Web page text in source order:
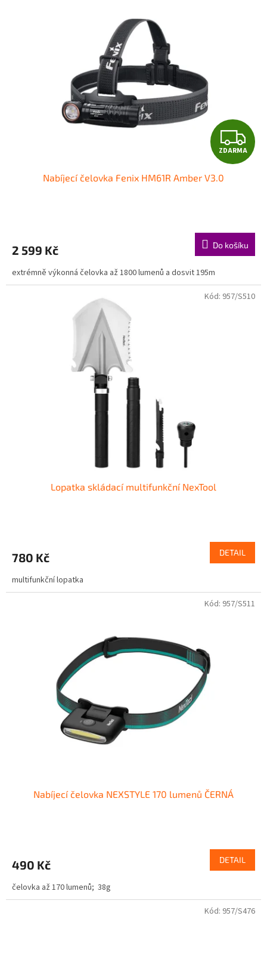
Z
D
M
A
ZDARMA
Nabíjecí čelovka Fenix HM61R Amber V3.0
2 599 Kč Do košíku
extrémně výkonná čelovka až 1800 lumenů a dosvit 195m
Lopatka skládací multifunkční NexTool
780 Kč DETAIL
multifunkční lopatka
Kód: 957/S510
Nabíjecí čelovka NEXSTYLE 170 lumenů ČERNÁ
490 Kč DETAIL
čelovka až 170 lumenů; 38g
Kód: 957/S511
Kód: 957/S476